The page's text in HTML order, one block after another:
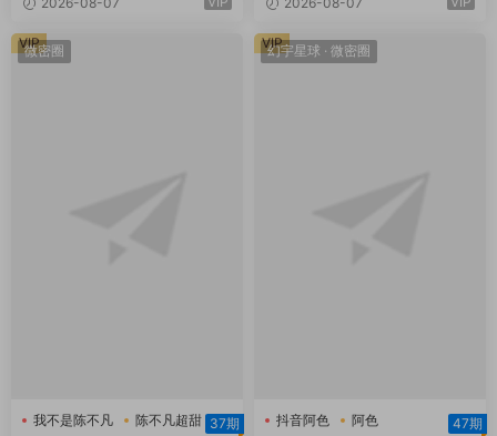
微密圈
我不是陈不凡
陈不凡超甜 37期
VIP 幻宇星球 · 微密圈
抖音阿色
阿色
47期
VIP